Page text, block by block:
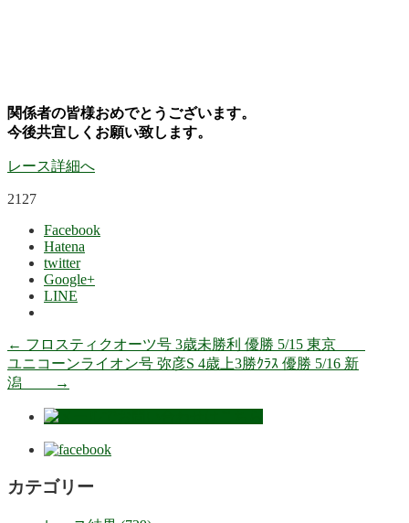
関係者の皆様おめでとうございます。
今後共宜しくお願い致します。
レース詳細へ
2127
Facebook
Hatena
twitter
Google+
LINE
← フロスティクオーツ号 3歳未勝利 優勝 5/15 東京
ユニコーンライオン号 弥彦S 4歳上3勝ｸﾗｽ 優勝 5/16 新
潟
→
カテゴリー